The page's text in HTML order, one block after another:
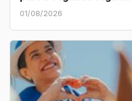
01/08/2026